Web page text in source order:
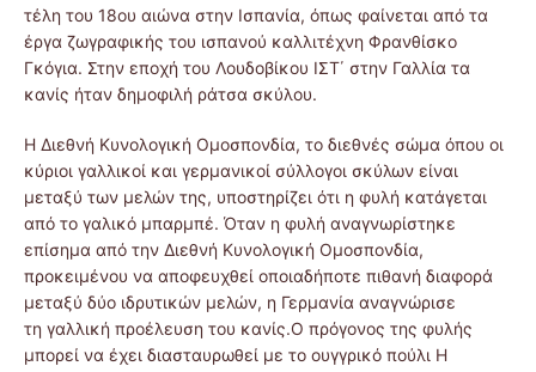
τέλη του 18ου αιώνα στην Ισπανία, όπως φαίνεται από τα
έργα ζωγραφικής του ισπανού καλλιτέχνη Φρανθίσκο
Γκόγια. Στην εποχή του Λουδοβίκου ΙΣΤ΄ στην Γαλλία τα
κανίς ήταν δημοφιλή ράτσα σκύλου.
Η Διεθνή Κυνολογική Ομοσπονδία, το διεθνές σώμα όπου οι
κύριοι γαλλικοί και γερμανικοί σύλλογοι σκύλων είναι
μεταξύ των μελών της, υποστηρίζει ότι η φυλή κατάγεται
από το γαλικό μπαρμπέ. Όταν η φυλή αναγνωρίστηκε
επίσημα από την Διεθνή Κυνολογική Ομοσπονδία,
προκειμένου να αποφευχθεί οποιαδήποτε πιθανή διαφορά
μεταξύ δύο ιδρυτικών μελών, η Γερμανία αναγνώρισε
τη γαλλική προέλευση του κανίς.Ο πρόγονος της φυλής
μπορεί να έχει διασταυρωθεί με το ουγγρικό πούλι Η